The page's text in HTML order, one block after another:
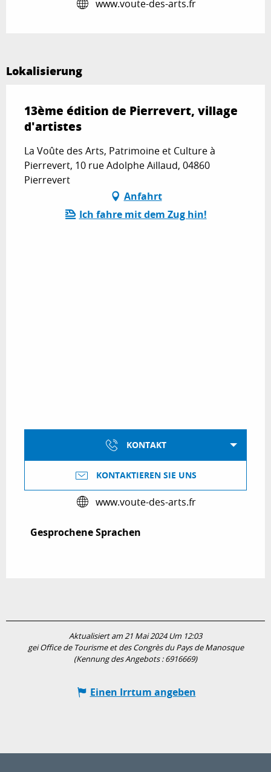
www.voute-des-arts.fr
Lokalisierung
13ème édition de Pierrevert, village
d'artistes
La Voûte des Arts, Patrimoine et Culture à
Pierrevert, 10 rue Adolphe Aillaud, 04860
Pierrevert
Anfahrt
Ich fahre mit dem Zug hin!
KONTAKT
KONTAKTIEREN SIE UNS
www.voute-des-arts.fr
Gesprochene Sprachen
Gesprochene Sprachen
Aktualisiert am 21 Mai 2024 Um 12:03
gei Office de Tourisme et des Congrès du Pays de Manosque
(Kennung des Angebots :6916669)
Einen Irrtum angeben